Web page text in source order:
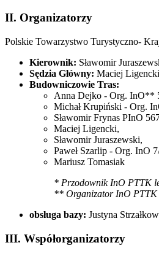
II. Organizatorzy
Polskie Towarzystwo Turystyczno-
Kierownik: Sławomir
Sędzia Główny: Maciej
Budowniczowie Tras:
Anna Dejko - Org. InO**
Michał Krupiński - Org.
Sławomir Frynas PInO
Maciej Ligencki,
Sławomir Juraszewski,
Paweł Szarlip - Org. InO
Mariusz Tomasiak
* Przodownik InO PTTK
** Organizator InO PTTK
obsługa bazy: Justyna
III. Współorganizatorzy